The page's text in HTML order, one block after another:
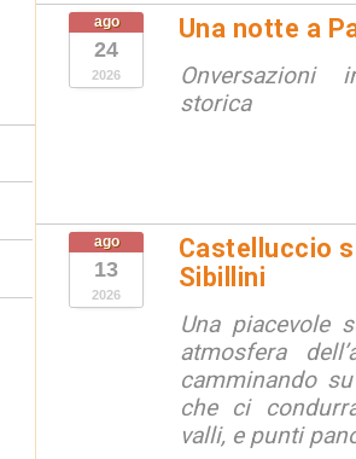
ago
24
2026
Una notte a
Onversazioni
storica
ago
13
2026
Castelluccio
Sibillini
Una piacevole
atmosfera
camminando
che ci
valli, e punti